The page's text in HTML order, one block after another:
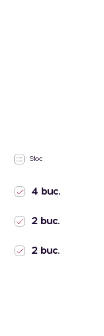
Stoc
4 buc.
2 buc.
2 buc.